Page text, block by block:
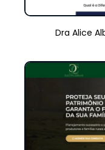
Dra Alice